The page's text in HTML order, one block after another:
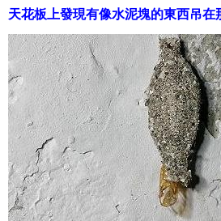
天花板上發現有像水泥塊的東西吊在